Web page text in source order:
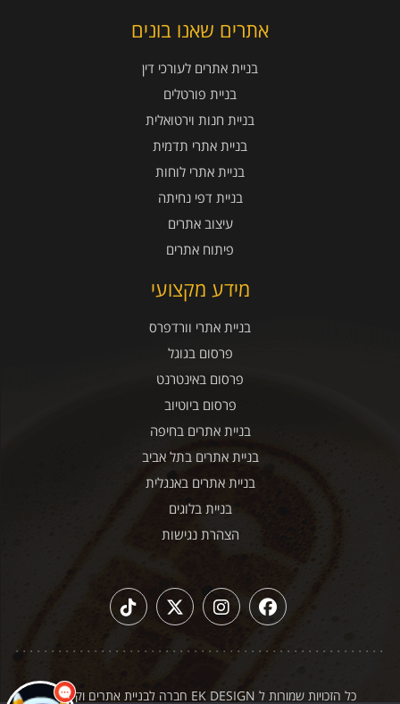
אתרים שאנו בונים
בניית אתרים לעורכי דין
בניית פורטלים
בניית חנות וירטואלית
בניית אתרי תדמית
בניית אתרי לוחות
בניית דפי נחיתה
עיצוב אתרים
פיתוח אתרים
מידע מקצועי
בניית אתרי וורדפרס
פרסום בגוגל
פרסום באינטרנט
פרסום ביוטיוב
בניית אתרים בחיפה
בניית אתרים בתל אביב
בניית אתרים באנגלית
בניית בלוגים
הצהרת נגישות
כל הזכויות שמורות ל EK DESIGN חברה לבניית אתרים וקידום
|